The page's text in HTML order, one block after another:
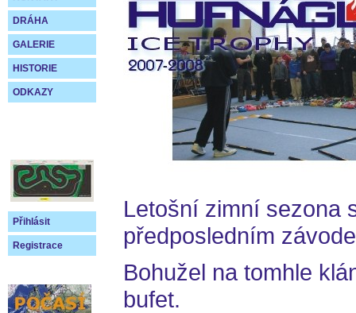
DRÁHA
GALERIE
HISTORIE
ODKAZY
Přihlásit
Registrace
Letošní zimní sezona
předposledním
Bohužel na tomhle
bufet.